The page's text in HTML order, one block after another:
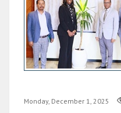
Monday, December 1, 2025